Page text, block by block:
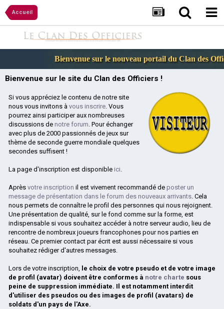
Accueil
Bienvenue sur le nouveau portail du Clan des
Bienvenue sur le site du Clan des Officiers !
Si vous appréciez le contenu de notre site
nous vous invitons à vous inscrire. Vous
pourrez ainsi participer aux nombreuses
discussions de notre forum. Pour échanger
avec plus de 2000 passionnés de jeux sur
thème de seconde guerre mondiale quelques
secondes suffisent !
La page d'inscription est disponible ici.
Après votre inscription il est vivement recommandé de poster un
message de présentation dans le forum des nouveaux arrivants. Cela
nous permets de connaître le profil des personnes qui nous rejoignent.
Une présentation de qualité, sur le fond comme sur la forme, est
indispensable si vous souhaitez accéder à notre serveur audio, lieu de
rencontre de nombreux joueurs francophones pour nos parties en
réseau. Ce premier contact par écrit est aussi nécessaire si vous
souhaitez rédiger d'autres messages.
Lors de votre inscription, le choix de votre pseudo et de votre image
de profil (avatar) doivent être conformes à notre charte sous
peine de suppression immédiate. Il est notamment interdit
d'utiliser des pseudos ou des images de profil (avatars) de
soldats d'un pays de l'Axe.